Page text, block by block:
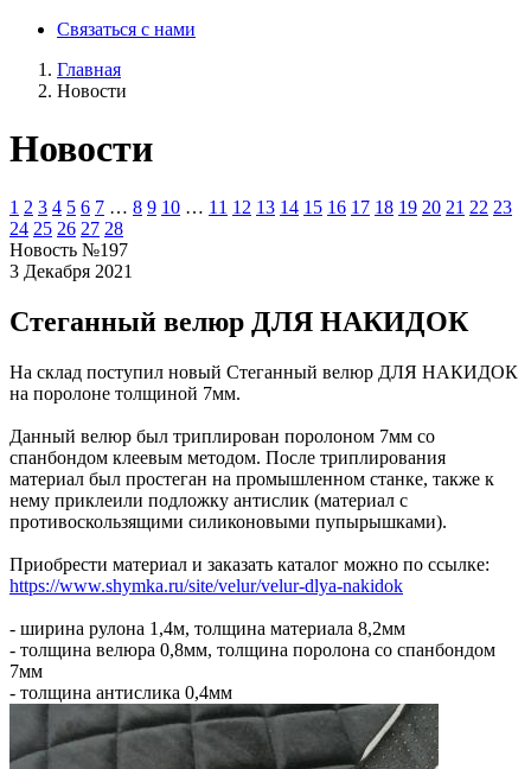
Связаться с нами
Главная
Новости
Новости
1 2 3 4 5 6 7 … 8 9 10 … 11 12 13 14 15 16 17 18 19 20 21 22 23
24 25 26 27 28
Новость №197
3 Декабря 2021
Стеганный велюр ДЛЯ НАКИДОК
На склад поступил новый Стеганный велюр ДЛЯ НАКИДОК
на поролоне толщиной 7мм.
Данный велюр был триплирован поролоном 7мм со
спанбондом клеевым методом. После триплирования
материал был простеган на промышленном станке, также к
нему приклеили подложку антислик (материал с
противоскользящими силиконовыми пупырышками).
Приобрести материал и заказать каталог можно по ссылке:
https://www.shymka.ru/site/velur/velur-dlya-nakidok
- ширина рулона 1,4м, толщина материала 8,2мм
- толщина велюра 0,8мм, толщина поролона со спанбондом
7мм
- толщина антислика 0,4мм